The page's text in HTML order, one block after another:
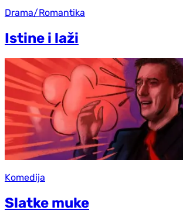
Drama/Romantika
Istine i laži
Komedija
Slatke muke